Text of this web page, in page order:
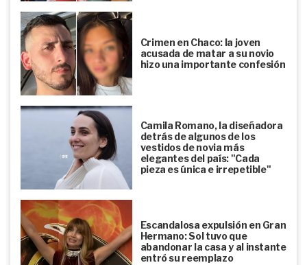
Crimen en Chaco: la joven
acusada de matar a su novio
hizo una importante confesión
Camila Romano, la diseñadora
detrás de algunos de los
vestidos de novia más
elegantes del país: "Cada
pieza es única e irrepetible"
Escandalosa expulsión en Gran
Hermano: Sol tuvo que
abandonar la casa y al instante
entró su reemplazo